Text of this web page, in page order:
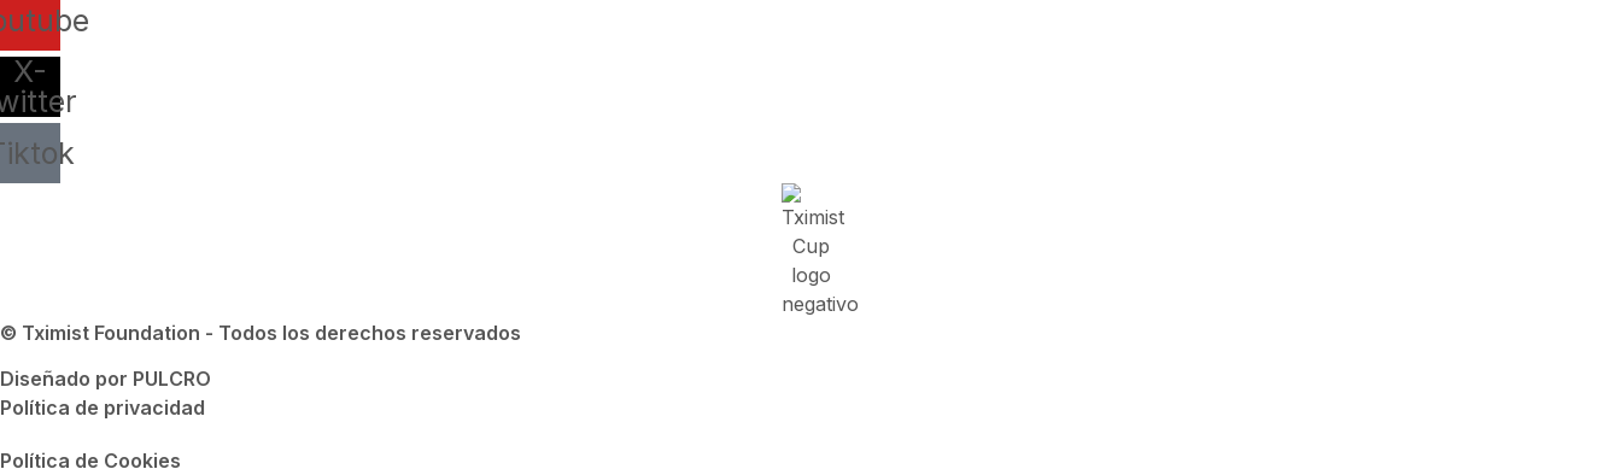
X-
© Tximist Foundation - Todos los derechos reservados
Diseñado por PULCRO
Política de privacidad
Política de Cookies